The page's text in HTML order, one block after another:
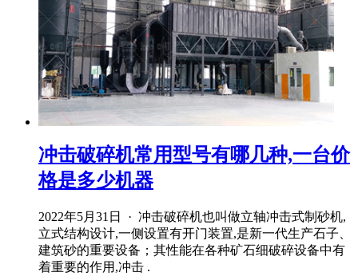
冲击破碎机常用型号有哪几种,一台价
格是多少机器
2022年5月31日 · 冲击破碎机也叫做立轴冲击式制砂机,
立式结构设计,一侧设置有开门装置,是新一代生产石子、
建筑砂的重要设备；其性能在各种矿石细破碎设备中有
着重要的作用,冲击 .